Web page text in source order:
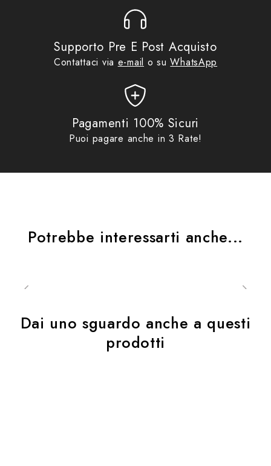
STANDARD
CODICE EAN:
1805202101
Supporto Pre E Post Acquisto
Contattaci via e-mail o suWhatsApp
Pagamenti 100% Sicuri
Puoi pagare anche in 3 Rate!
Potrebbe interessarti anche...
Dai uno sguardo anche a questi
prodotti